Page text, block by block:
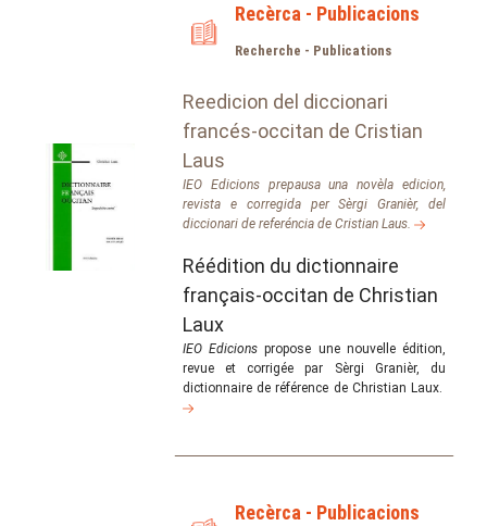
Recèrca - Publicacions
Recherche - Publications
Reedicion del diccionari
francés-occitan de Cristian
Laus
IEO Edicions prepausa una novèla edicion,
revista e corregida per Sèrgi Granièr, del
diccionari de referéncia de Cristian Laus.
Réédition du dictionnaire
français-occitan de Christian
Laux
IEO Edicions propose une nouvelle édition,
revue et corrigée par Sèrgi Granièr, du
dictionnaire de référence de Christian Laux.
Recèrca - Publicacions